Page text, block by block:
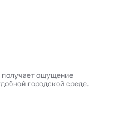
получает ощущение
городской среде.